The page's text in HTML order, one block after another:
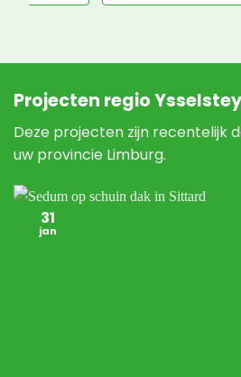
Projecten regio
Deze projecten zijn recentelijk
uw provincie Limburg.
31
jan